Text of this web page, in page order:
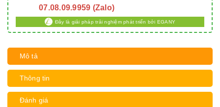
07.08.09.9959 (Zalo)
Đây là giải pháp trải nghiệm phát triển bởi EGANY
Mô tả
Thông tin
Đánh giá